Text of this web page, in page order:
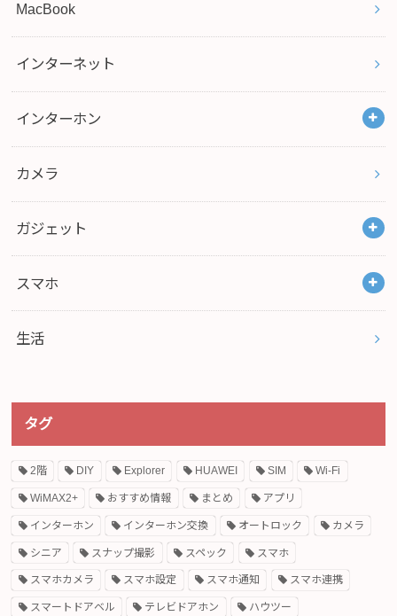
MacBook
インターネット
インターホン
カメラ
ガジェット
スマホ
生活
タグ
2階 DIY Explorer HUAWEI SIM Wi-Fi
WiMAX2+ おすすめ情報 まとめ アプリ
インターホン インターホン交換 オートロック カメラ
シニア スナップ撮影 スペック スマホ
スマホカメラ スマホ設定 スマホ通知 スマホ連携
スマートドアベル テレビドアホン ハウツー